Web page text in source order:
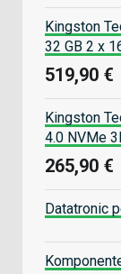
Kingston
32 GB 2 x
519,90 €
Kingston
4.0 NVMe
265,90 €
Datatronic